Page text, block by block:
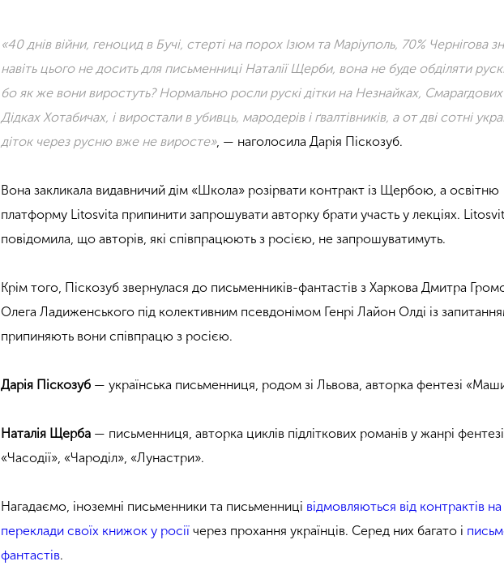
«40 днів війни, геноцид в Бучі, стерті на порох Ізюм та Маріуполь, 70% Чернігова
навіть цього не досить для письменниці Наталії Щерби, вона не буде обділяти
бо як же вони виростуть? Нормально росли рускі дітки на Незнайках, Смарагдових
Дідках Хотабичах, і виростали в убивць, мародерів і ґвалтівників, а от дві сотні
діток через русню вже не виросте», — наголосила Дарія Піскозуб.
Вона закликала видавничий дім «Школа» розірвати контракт із Щербою, а освітню
платформу Litosvita припинити запрошувати авторку брати участь у лекціях.
повідомила, що авторів, які співпрацюють з росією, не запрошуватимуть.
Крім того, Піскозуб звернулася до письменників-фантастів з Харкова Дмитра
Олега Ладиженського під колективним псевдонімом Генрі Лайон Олді із
припиняють вони співпрацю з росією.
Дарія Піскозуб — українська письменниця, родом зі Львова, авторка фентезі
Наталія Щерба — письменниця, авторка циклів підліткових романів у жанрі фентезі
«Часодії», «Чароділ», «Лунастри».
Нагадаємо, іноземні письменники та письменниці відмовляються від контрактів на
переклади своїх книжок у росіїчерез прохання українців. Серед них багато і
фантастів.